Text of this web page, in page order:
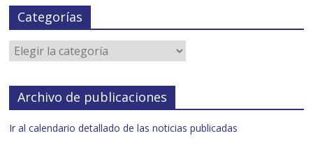
Categorías
Archivo de publicaciones
Ir al calendario detallado de las noticias publicadas